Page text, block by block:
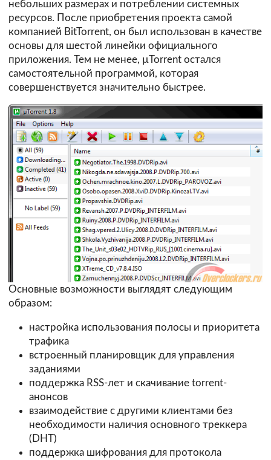
небольших размерах и потреблении системных
ресурсов. После приобретения проекта самой
компанией BitTorrent, он был использован в качестве
основы для шестой линейки официального
приложения. Тем не менее, µTorrent остался
самостоятельной программой, которая
совершенствуется значительно быстрее.
Основные возможности выглядят следующим
образом:
настройка использования полосы и приоритета
трафика
встроенный планировщик для управления
заданиями
поддержка RSS-лет и скачивание torrent-
анонсов
взаимодействие с другими клиентами без
необходимости наличия основного треккера
(DHT)
поддержка шифрования для протокола